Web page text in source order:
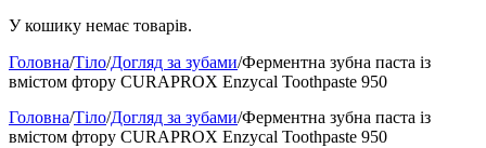
У кошику немає товарів.
Головна/Тіло/Догляд за зубами/Ферментна зубна паста із
вмістом фтору CURAPROX Enzycal Toothpaste 950
Головна/Тіло/Догляд за зубами/Ферментна зубна паста із
вмістом фтору CURAPROX Enzycal Toothpaste 950